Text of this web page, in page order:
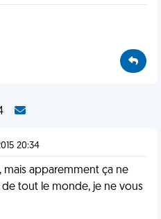
20:34
mais apparemment ça ne
tout le monde, je ne vous